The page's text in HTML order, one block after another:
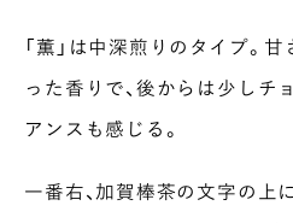
「薫」は中深煎りのタイプ。
った香りで、後からは少しチ
アンスも感じる。
一番右、加賀棒茶の文字の上